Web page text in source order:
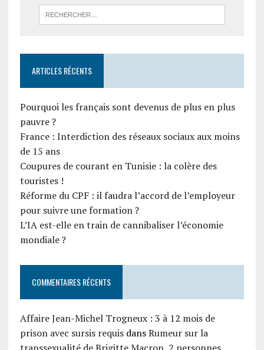
ARTICLES RÉCENTS
Pourquoi les français sont devenus de plus en plus
pauvre ?
France : Interdiction des réseaux sociaux aux moins
de 15 ans
Coupures de courant en Tunisie : la colère des
touristes !
Réforme du CPF : il faudra l’accord de l’employeur
pour suivre une formation ?
L’IA est-elle en train de cannibaliser l’économie
mondiale ?
COMMENTAIRES RÉCENTS
Affaire Jean-Michel Trogneux : 3 à 12 mois de
prison avec sursis requisdansRumeur sur la